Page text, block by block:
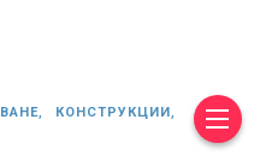
КОНСТРУКЦИИ,